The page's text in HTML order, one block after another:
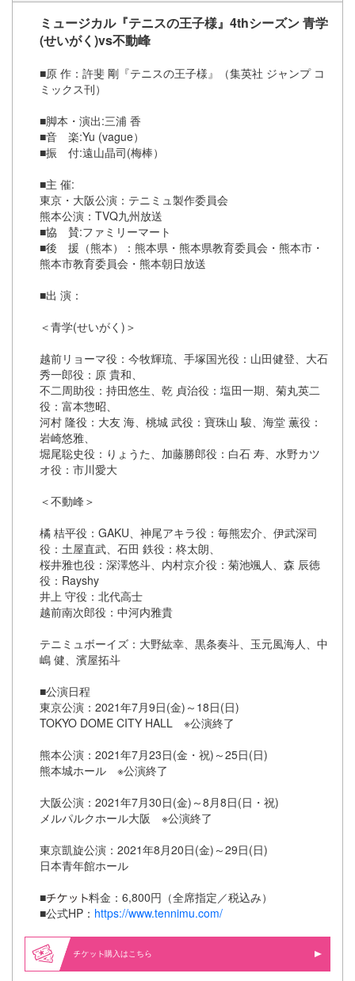
ミュージカル『テニスの王子様』4thシーズン 青学
(せいがく)vs不動峰
■原 作：許斐 剛『テニスの王子様』（集英社 ジャンプ コ
ミックス刊）
■脚本・演出:三浦 香
■音 楽:Yu (vague）
■振 付:遠山晶司(梅棒）
■主 催:
東京・大阪公演：テニミュ製作委員会
熊本公演：TVQ九州放送
■協 賛:ファミリーマート
■後 援（熊本）：熊本県・熊本県教育委員会・熊本市・
熊本市教育委員会・熊本朝日放送
■出 演：
＜青学(せいがく)＞
越前リョーマ役：今牧輝琉、手塚国光役：山田健登、大石
秀一郎役：原 貴和、
不二周助役：持田悠生、乾 貞治役：塩田一期、菊丸英二
役：富本惣昭、
河村 隆役：大友 海、桃城 武役：寶珠山 駿、海堂 薫役：
岩崎悠雅、
堀尾聡史役：りょうた、加藤勝郎役：白石 寿、水野カツ
オ役：市川愛大
＜不動峰＞
橘 桔平役：GAKU、神尾アキラ役：毎熊宏介、伊武深司
役：土屋直武、石田 鉄役：柊太朗、
桜井雅也役：深澤悠斗、内村京介役：菊池颯人、森 辰徳
役：Rayshy
井上 守役：北代高士
越前南次郎役：中河内雅貴
テニミュボーイズ：大野紘幸、黒条奏斗、玉元風海人、中
嶋 健、濱屋拓斗
■公演日程
東京公演：2021年7月9日(金)～18日(日)
TOKYO DOME CITY HALL ※公演終了
熊本公演：2021年7月23日(金・祝)～25日(日)
熊本城ホール ※公演終了
大阪公演：2021年7月30日(金)～8月8日(日・祝)
メルパルクホール大阪 ※公演終了
東京凱旋公演：2021年8月20日(金)～29日(日)
日本青年館ホール
■
料金：6,800円（全席指定／税込み）
■公式HP： https://www.tennimu.com/
購入はこちら